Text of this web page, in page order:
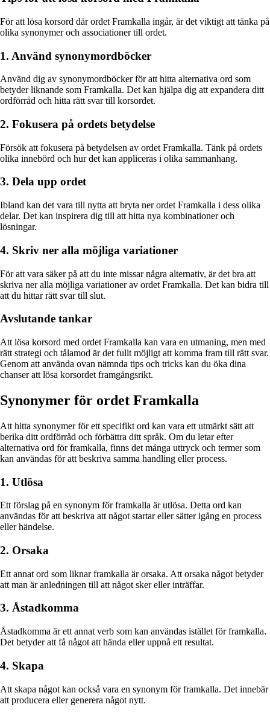
För att lösa korsord där ordet Framkalla ingår, är det viktigt att tänka på
olika synonymer och associationer till ordet.
1. Använd synonymordböcker
Använd dig av synonymordböcker för att hitta alternativa ord som
betyder liknande som Framkalla. Det kan hjälpa dig att expandera ditt
ordförråd och hitta rätt svar till korsordet.
2. Fokusera på ordets betydelse
Försök att fokusera på betydelsen av ordet Framkalla. Tänk på ordets
olika innebörd och hur det kan appliceras i olika sammanhang.
3. Dela upp ordet
Ibland kan det vara till nytta att bryta ner ordet Framkalla i dess olika
delar. Det kan inspirera dig till att hitta nya kombinationer och
lösningar.
4. Skriv ner alla möjliga variationer
För att vara säker på att du inte missar några alternativ, är det bra att
skriva ner alla möjliga variationer av ordet Framkalla. Det kan bidra till
att du hittar rätt svar till slut.
Avslutande tankar
Att lösa korsord med ordet Framkalla kan vara en utmaning, men med
rätt strategi och tålamod är det fullt möjligt att komma fram till rätt svar.
Genom att använda ovan nämnda tips och tricks kan du öka dina
chanser att lösa korsordet framgångsrikt.
Synonymer för ordet Framkalla
Att hitta synonymer för ett specifikt ord kan vara ett utmärkt sätt att
berika ditt ordförråd och förbättra ditt språk. Om du letar efter
alternativa ord för framkalla, finns det många uttryck och termer som
kan användas för att beskriva samma handling eller process.
1. Utlösa
Ett förslag på en synonym för framkalla är utlösa. Detta ord kan
användas för att beskriva att något startar eller sätter igång en process
eller händelse.
2. Orsaka
Ett annat ord som liknar framkalla är orsaka. Att orsaka något betyder
att man är anledningen till att något sker eller inträffar.
3. Åstadkomma
Åstadkomma är ett annat verb som kan användas istället för framkalla.
Det betyder att få något att hända eller uppnå ett resultat.
4. Skapa
Att skapa något kan också vara en synonym för framkalla. Det innebär
att producera eller generera något nytt.